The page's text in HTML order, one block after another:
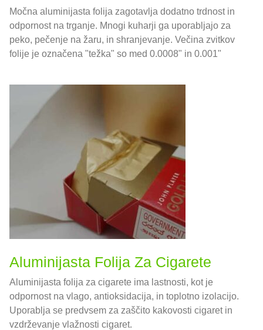
Močna aluminijasta folija zagotavlja dodatno trdnost in
odpornost na trganje. Mnogi kuharji ga uporabljajo za
peko, pečenje na žaru, in shranjevanje. Večina zvitkov
folije je označena "težka" so med 0.0008" in 0.001"
Aluminijasta Folija Za Cigarete
Aluminijasta folija za cigarete ima lastnosti, kot je
odpornost na vlago, antioksidacija, in toplotno izolacijo.
Uporablja se predvsem za zaščito kakovosti cigaret in
vzdrževanje vlažnosti cigaret.